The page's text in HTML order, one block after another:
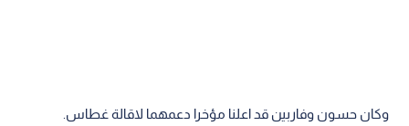
وكان حسون وفاربين قد اعلنا مؤخرا دعمهما لاقالة غطاس.